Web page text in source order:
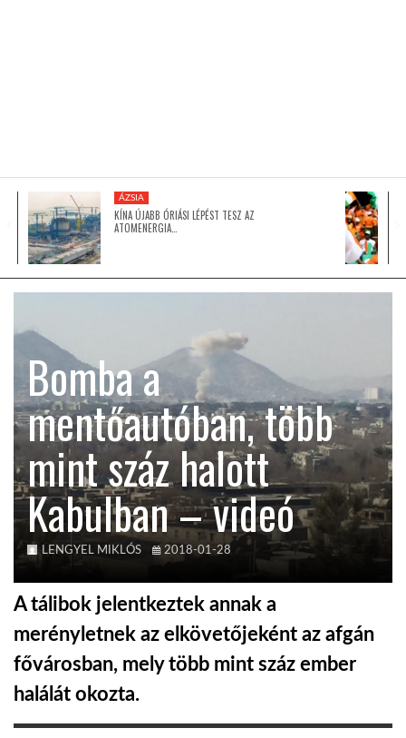
GLOBOTV BP
TROPICALMAGAZIN
GLOBOTV
AFRIKA TUDÁSTÁR
A NAP SZÉPE
LINKTR.EE
GLOBOZSARU
DOBRAVERO.HU
ÁZSIA
KÍNA ÚJABB ÓRIÁSI LÉPÉST TESZ AZ
ATOMENERGIA…
Bomba a
mentőautóban, több
mint száz halott
Kabulban – videó
LENGYEL MIKLÓS 2018-01-28
A tálibok jelentkeztek annak a
merényletnek az elkövetőjeként az afgán
fővárosban, mely több mint száz ember
halálát okozta.